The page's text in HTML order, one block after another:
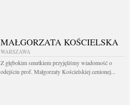
MAŁGORZATA KOŚCIELSKA
WARSZAWA
Z głębokim smutkiem przyjęliśmy wiadomość o
odejściu prof. Małgorzaty Kościelskiej cenionej...